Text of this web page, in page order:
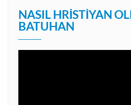
NASIL HRISTIYAN
BATUHAN